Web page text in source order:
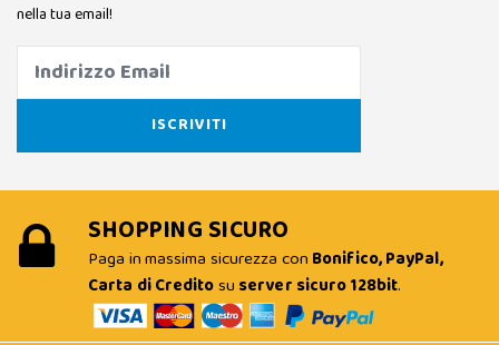
nella tua email!
SHOPPING SICURO
Paga in massima sicurezza con Bonifico, PayPal,
Carta di Creditosu server sicuro 128bit.